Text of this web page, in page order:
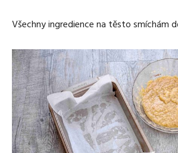
Všechny ingredience na těsto smíchám